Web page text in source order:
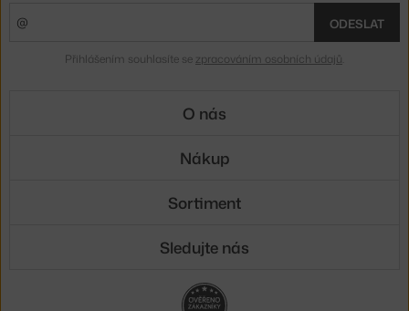
ODESLAT
Přihlášením souhlasíte se zpracováním osobních údajů
O nás
Nákup
Sortiment
Sledujte nás